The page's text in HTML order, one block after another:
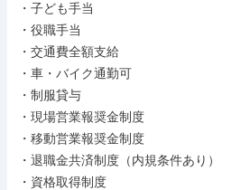
・子ども手当
・役職手当
・交通費全額支給
・車・バイク通勤可
・制服貸与
・現場営業報奨金制度
・移動営業報奨金制度
・退職金共済制度（内規条件あり）
・資格取得制度